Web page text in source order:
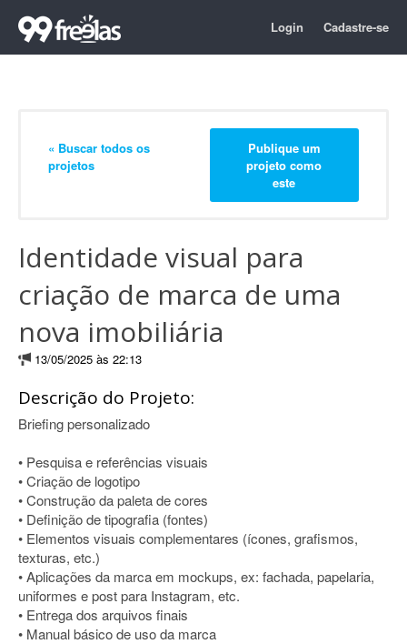
Login Cadastre-se
« Buscar todos os
projetos
Publique um
projeto como
este
Identidade visual para
criação de marca de uma
nova imobiliária
13/05/2025 às 22:13
Descrição do Projeto:
Briefing personalizado
• Pesquisa e referências visuais
• Criação de logotipo
• Construção da paleta de cores
• Definição de tipografia (fontes)
• Elementos visuais complementares (ícones, grafismos,
texturas, etc.)
• Aplicações da marca em mockups, ex: fachada, papelaria,
uniformes e post para Instagram, etc.
• Entrega dos arquivos finais
• Manual básico de uso da marca